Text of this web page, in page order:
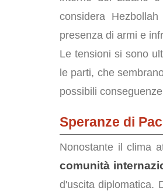
considera
presenza di armi e
Le tensioni si sono
le parti, che
possibili
Speranze di
Nonostante il clima
comunità
d'uscita diplomatica.